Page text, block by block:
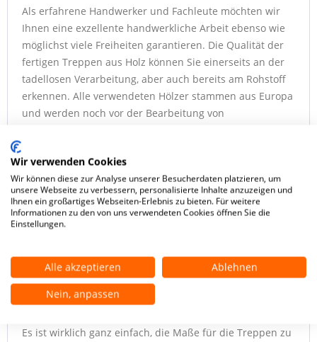
Als erfahrene Handwerker und Fachleute möchten wir
Ihnen eine exzellente handwerkliche Arbeit ebenso wie
möglichst viele Freiheiten garantieren. Die Qualität der
fertigen Treppen aus Holz können Sie einerseits an der
tadellosen Verarbeitung, aber auch bereits am Rohstoff
erkennen. Alle verwendeten Hölzer stammen aus Europa
und werden noch vor der Bearbeitung von
langlebig wie schön ist. Die hochwertigen Hölzer
verleihen Ihrem Zuhause ein heimisches Gefühl, fügen
sich anstandslos in den bestehenden Einrichtungsstil ein
und sind zugleich pflegeleicht.
Treppe konfigurieren: Maße nehmen
und durchgeben
Es ist wirklich ganz einfach, die Maße für die Treppen zu
Wir verwenden Cookies
Wir können diese zur Analyse unserer Besucherdaten platzieren, um
unsere Webseite zu verbessern, personalisierte Inhalte anzuzeigen und
Ihnen ein großartiges Webseiten-Erlebnis zu bieten. Für weitere
Informationen zu den von uns verwendeten Cookies öffnen Sie die
Einstellungen.
Alle akzeptieren
Ablehnen
Nein, anpassen